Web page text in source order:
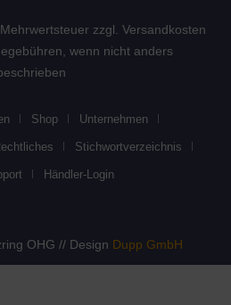
zzgl. Versandkosten
wenn nicht anders
Shop Unternehmen
Stichwortverzeichnis
Händler-Login
OHG // Design Dupp GmbH